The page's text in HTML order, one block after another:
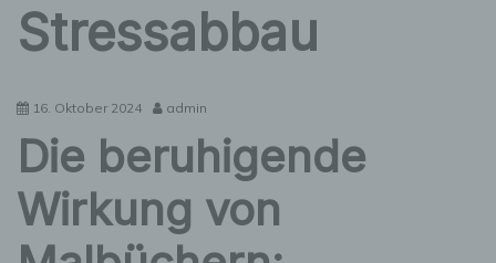
Stressabbau
16. Oktober 2024 admin
Die beruhigende
Wirkung von